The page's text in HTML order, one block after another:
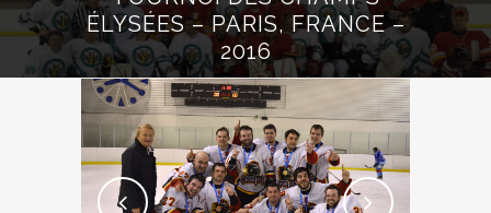
ÉLYSÉES – PARIS, FRANCE –
2016